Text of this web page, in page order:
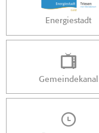
Energiestadt
Gemeindekanal